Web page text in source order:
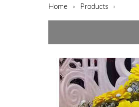
Home Products